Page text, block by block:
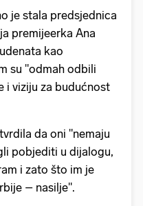
je stala predsjednica
premijeerka Ana
kao
su "odmah odbili
i viziju za budućnost
da oni "nemaju
pobjediti u dijalogu,
i zato što im je
– nasilje".